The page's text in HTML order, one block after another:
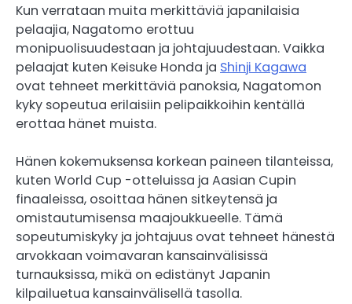
Kun verrataan muita merkittäviä japanilaisia
pelaajia, Nagatomo erottuu
monipuolisuudestaan ja johtajuudestaan. Vaikka
pelaajat kuten Keisuke Honda ja Shinji Kagawa
ovat tehneet merkittäviä panoksia, Nagatomon
kyky sopeutua erilaisiin pelipaikkoihin kentällä
erottaa hänet muista.
Hänen kokemuksensa korkean paineen tilanteissa,
kuten World Cup -otteluissa ja Aasian Cupin
finaaleissa, osoittaa hänen sitkeytensä ja
omistautumisensa maajoukkueelle. Tämä
sopeutumiskyky ja johtajuus ovat tehneet hänestä
arvokkaan voimavaran kansainvälisissä
turnauksissa, mikä on edistänyt Japanin
kilpailuetua kansainvälisellä tasolla.